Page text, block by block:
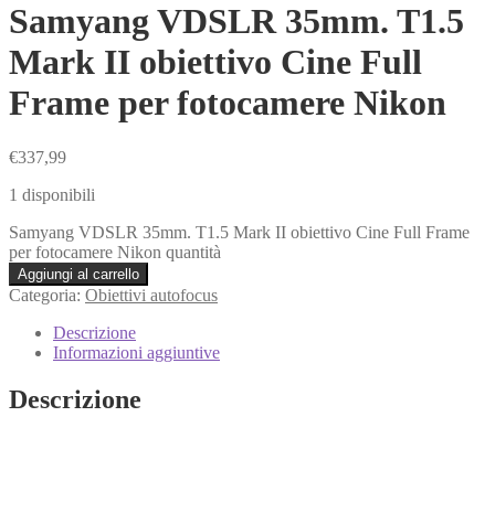
Samyang VDSLR 35mm. T1.5
Mark II obiettivo Cine Full
Frame per fotocamere Nikon
€337,99
1 disponibili
Samyang VDSLR 35mm. T1.5 Mark II obiettivo Cine Full Frame
per fotocamere Nikon quantità
Aggiungi al carrello
Categoria: Obiettivi autofocus
Descrizione
Informazioni aggiuntive
Descrizione